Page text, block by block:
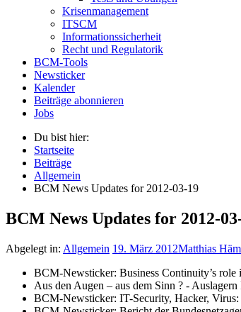
Krisenmanagement
ITSCM
Informationssicherheit
Recht und Regulatorik
BCM-Tools
Newsticker
Kalender
Beiträge abonnieren
Jobs
Du bist hier:
Startseite
Beiträge
Allgemein
BCM News Updates for 2012-03-19
BCM News Updates for 2012-
Abgelegt in: Allgemein 19. März 2012Matthias
BCM-Newsticker: Business Continuity’s role
Aus den Augen – aus dem Sinn ? -
BCM-Newsticker: IT-Security, Hacker,